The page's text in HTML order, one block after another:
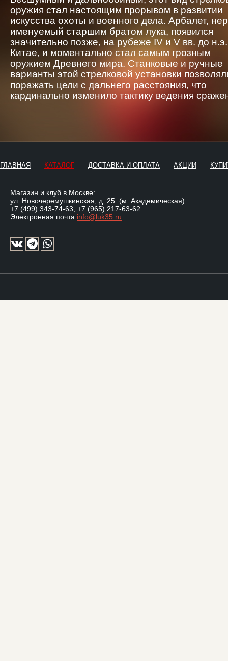
оружия стал настоящим прорывом в развитии
искусства охоты и военного дела. Арбалет,
именуемый старшим братом лука, появился
значительно позже, на рубеже IV и V вв. до
Китае, и моментально стал самым грозным
оружием Древнего мира. Станковые и ручные
варианты этой стрелковой установки
поражать цели с дальнего расстояния, что
кардинально изменило тактику ведения
ГЛАВНАЯ КАТАЛОГ ДОСТАВКА И ОПЛАТА АКЦИИ
Магазин и клуб в Москве:
ул. Новочеремушкинская, д. 25. (м. Академическая)
+7 (499) 343-74-63 +7 (965) 217-63-62
Электронная почта:info@luk35.ru